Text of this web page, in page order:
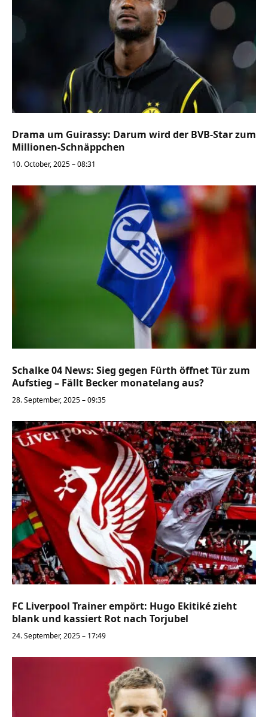
Drama um Guirassy: Darum wird der BVB-Star zum
Millionen-Schnäppchen
10. October, 2025 – 08:31
Schalke 04 News: Sieg gegen Fürth öffnet Tür zum
Aufstieg – Fällt Becker monatelang aus?
28. September, 2025 – 09:35
FC Liverpool Trainer empört: Hugo Ekitiké zieht
blank und kassiert Rot nach Torjubel
24. September, 2025 – 17:49